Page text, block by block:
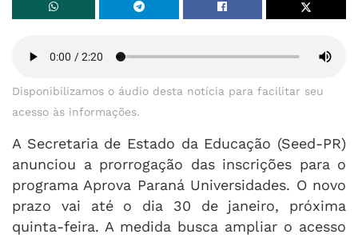
Disponibilizamos o áudio desta notícia para facilitar seu
acesso às informações.
A Secretaria de Estado da Educação (Seed-PR)
anunciou a prorrogação das inscrições para o
programa Aprova Paraná Universidades. O novo
prazo vai até o dia 30 de janeiro, próxima
quinta-feira. A medida busca ampliar o acesso